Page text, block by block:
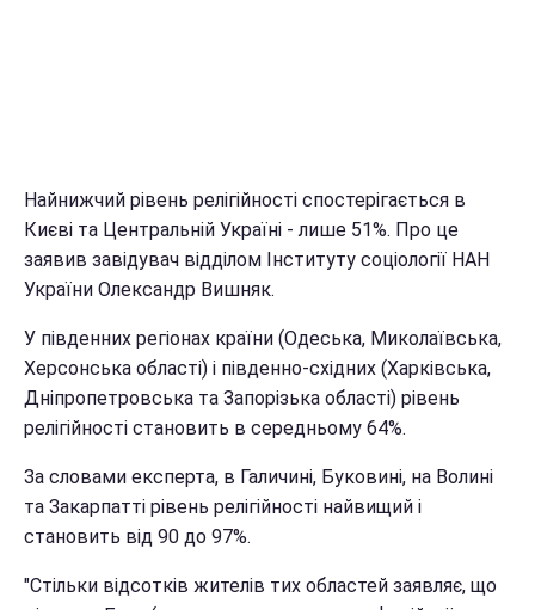
Найнижчий рівень релігійності спостерігається в
Києві та Центральній Україні - лише 51%. Про це
заявив завідувач відділом Інституту соціології НАН
України Олександр Вишняк.
У південних регіонах країни (Одеська, Миколаївська,
Херсонська області) і південно-східних (Харківська,
Дніпропетровська та Запорізька області) рівень
релігійності становить в середньому 64%.
За словами експерта, в Галичині, Буковині, на Волині
та Закарпатті рівень релігійності найвищий і
становить від 90 до 97%.
"Стільки відсотків жителів тих областей заявляє, що